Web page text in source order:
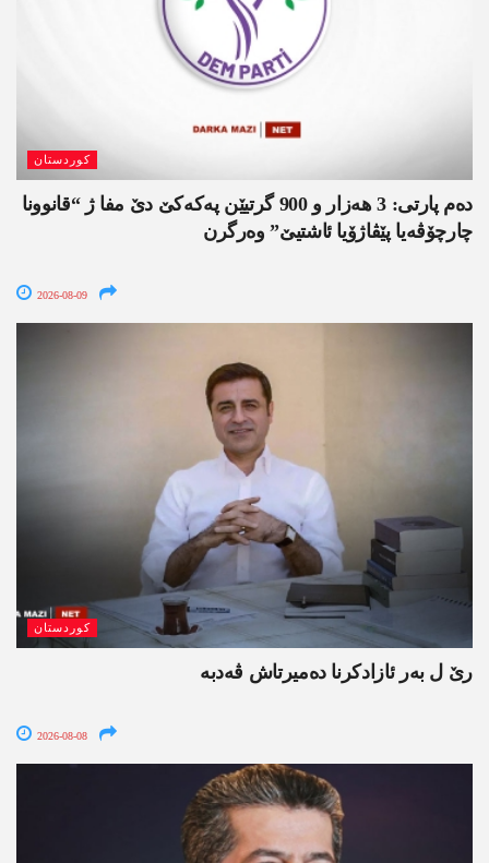
کوردستان
دەم پارتی: 3 ھەزار و 900 گرتیێن پەکەکێ دێ مفا ژ “قانوونا
چارچۆڤەیا پێڤاژۆیا ئاشتیێ” وەرگرن
2026-08-09
کوردستان
رێ ل بەر ئازادکرنا دەمیرتاش ڤەدبە
2026-08-08